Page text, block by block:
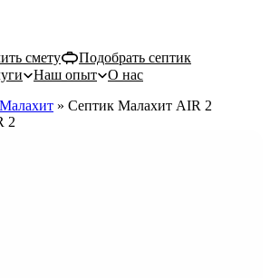
смету
Подобрать септик
Наш опыт
О нас
Малахит » Септик Малахит AIR 2
2